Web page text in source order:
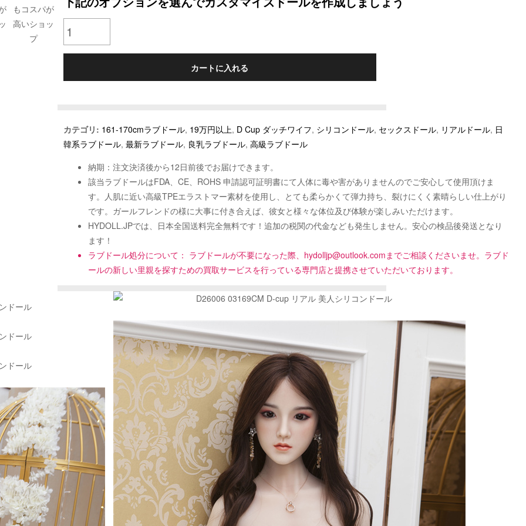
カートに入れる
カテゴリ: 161-170cmラブドール, 19万円以上, D Cup ダッチワイフ, シリコンドール, セックスドール, リアルドール, 日
韓系ラブドール, 最新ラブドール, 良乳ラブドール, 高級ラブドール
納期：注文決済後から12日前後でお届けできます。
該当ラブドールはFDA、CE、ROHS 申請認可証明書にて人体に毒や害がありませんのでご安心して使用頂けま
す。人肌に近い高級TPEエラストマー素材を使用し、とても柔らかくて弾力持ち、裂けにくく素晴らしい仕上がり
です。ガールフレンドの様に大事に付き合えば、彼女と様々な体位及び体験が楽しみいただけます。
HYDOLL.JPでは、日本全国送料完全無料です！追加の税関の代金なども発生しません。安心の検品後発送となり
ます！
ラブドール処分について： ラブドールが不要になった際、 hydolljp@outlook.comまでご相談くださいませ。ラブド
ールの新しい里親を探すための買取サービスを行っている専門店と提携させていただいております。
もコスパが
高いショッ
プ